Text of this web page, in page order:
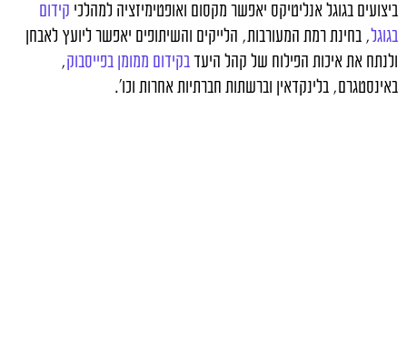
ביצועים בגוגל אנליטיקס יאפשר מקסום ואופטימיזציה למהלכי קידום
בגוגל, בחינת רמת המעורבות, הלייקים והשיתופים יאפשר ליועץ לאבחן
ולנתח את איכות הפילוח של קהל היעדבקידום ממומן בפייסבוק,
באינסטגרם, בלינקדאין וברשתות חברתיות אחרות וכו'.